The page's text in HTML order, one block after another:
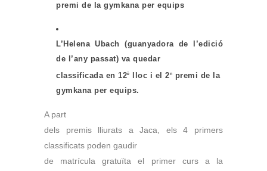
premi de la gymkana per equips
L’Helena Ubach (guanyadora de l’edició
de l’any passat) va quedar
classificada en 12è lloc i el 2n
premi de la
gymkana per equips.
A part
dels premis lliurats a Jaca, els 4 primers
classificats poden gaudir
de matrícula gratuïta el primer curs a la